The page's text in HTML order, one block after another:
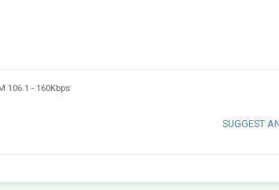
106.1 - 160Kbps
SUGGEST